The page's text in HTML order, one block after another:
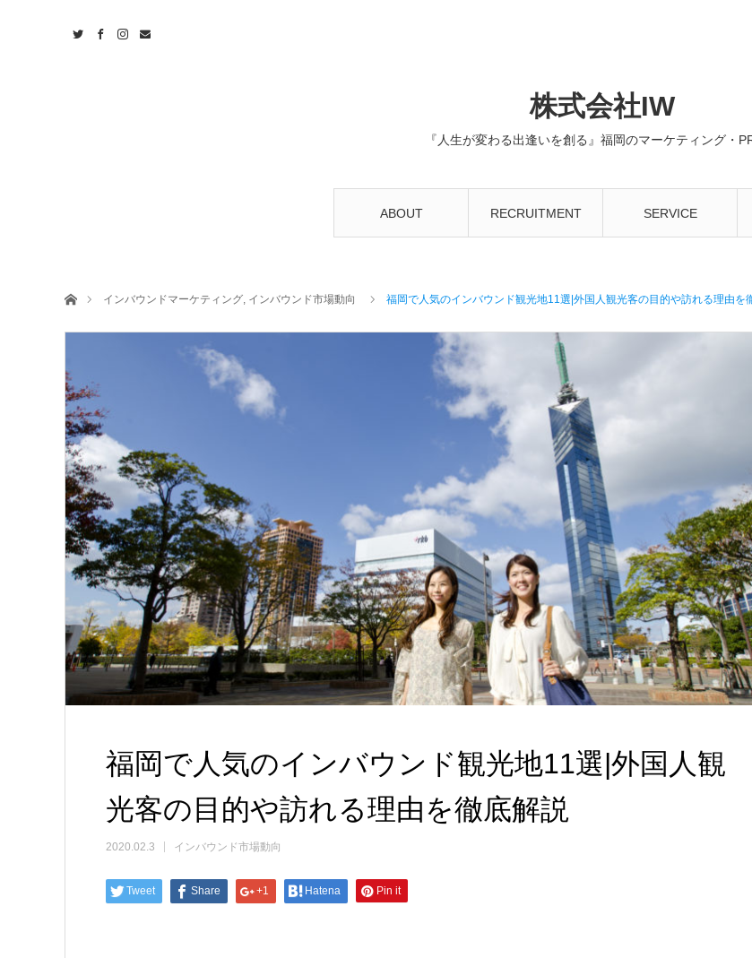
株式会社IW
『人生が変わる出逢いを創る』福岡のマーケティング・
ABOUT RECRUITMENT SERVICE
ホームインバウンドマーケティング, インバウンド市場動向 福岡で人気のインバウンド観光地11選|外国人観光客の目的や訪れる理由を
福岡で人気のインバウンド観光地11選|外国人観
光客の目的や訪れる理由を徹底解説
2020.02.3 インバウンド市場動向
Tweet Share +1 Hatena Pin it